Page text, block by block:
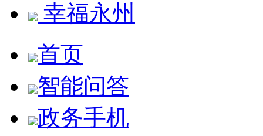
幸福永州
首页
智能问答
政务手机